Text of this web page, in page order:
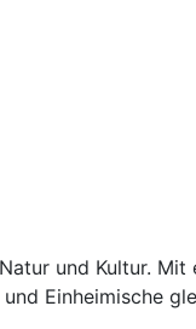
und Kultur. Mit
Einheimische